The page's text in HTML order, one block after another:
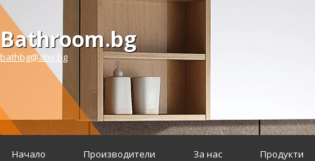
Bathroom.bg
bathbg@abv.bg
Начало Производители За нас Продукти